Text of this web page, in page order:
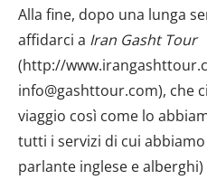
Alla fine, dopo una lunga
affidarci a Iran Gasht Tour
(http://
info@gashttour.com), che
viaggio così come lo
tutti i servizi di cui
parlante inglese e